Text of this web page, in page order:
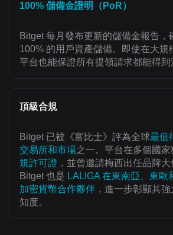
100% 儲備金證明（PoR）
Bitget 每月發布更新的儲備金報告，
100% 的用戶資產儲備。即使在大規
平台也能保證所有提領請求都能得到
頂級合規
Bitget 已被《富比士》評為全球最值
交易所和市場之一。平台在多個國
規許可證 ，並曾邀請梅西出任品牌大
Bitget 也是 LALIGA 在東南亞、東歐
加密貨幣合作夥伴 ，進一步彰顯其
知度。